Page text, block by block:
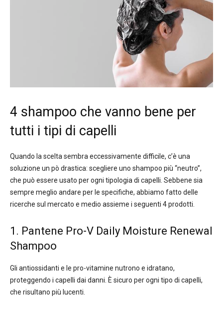
4 shampoo che vanno bene per
tutti i tipi di capelli
Quando la scelta sembra eccessivamente difficile, c’è una
soluzione un pò drastica: scegliere uno shampoo più “neutro”,
che può essere usato per ogni tipologia di capelli. Sebbene sia
sempre meglio andare per le specifiche, abbiamo fatto delle
ricerche sul mercato e medio assieme i seguenti 4 prodotti.
1. Pantene Pro-V Daily Moisture Renewal
Shampoo
Gli antiossidanti e le pro-vitamine nutrono e idratano,
proteggendo i capelli dai danni. È sicuro per ogni tipo di capelli,
che risultano più lucenti.